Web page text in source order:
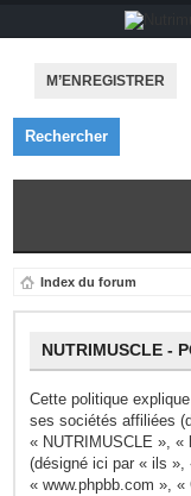
M’ENREGISTRER
Rechercher
Index du forum
NUTRIMUSCLE -
Cette politique
ses sociétés affiliées
« NUTRIMUSCLE »,
(désigné ici par « ils
« www.phpbb.com »,